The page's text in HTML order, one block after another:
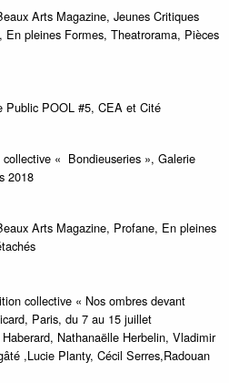
Arts Magazine, Jeunes Critiques
En pleines Formes, Theatrorama, Pièces
Public POOL #5, CEA et Cité
« Bondieuseries », Galerie
2018
Arts Magazine, Profane, En pleines
collective « Nos ombres devant
Paris, du 7 au 15 juillet
Nathanaëlle Herbelin, Vladimir
,Lucie Planty, Cécil Serres,Radouan